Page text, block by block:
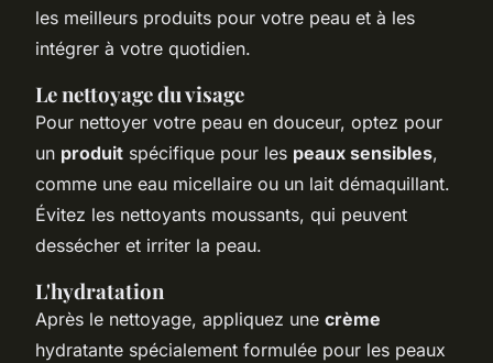
les meilleurs produits pour votre peau et à les
intégrer à votre quotidien.
Le nettoyage du visage
Pour nettoyer votre peau en douceur, optez pour
un produit spécifique pour les peaux sensibles,
comme une eau micellaire ou un lait démaquillant.
Évitez les nettoyants moussants, qui peuvent
dessécher et irriter la peau.
L'hydratation
Après le nettoyage, appliquez une crème
hydratante spécialement formulée pour les peaux